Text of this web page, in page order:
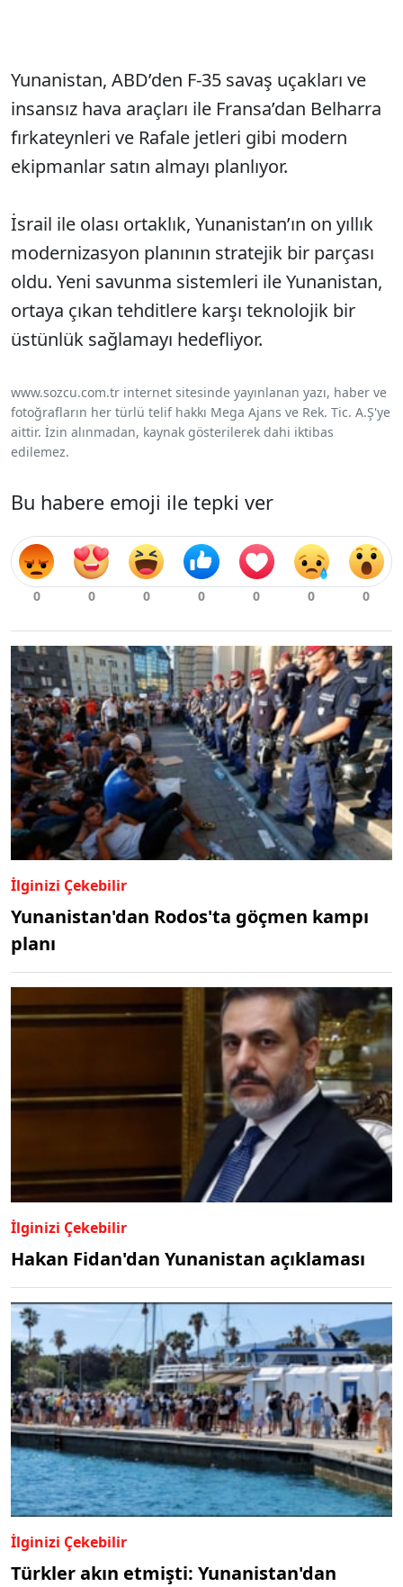
Yunanistan, ABD’den F-35 savaş uçakları ve
insansız hava araçları ile Fransa’dan Belharra
fırkateynleri ve Rafale jetleri gibi modern
ekipmanlar satın almayı planlıyor.
İsrail ile olası ortaklık, Yunanistan’ın on yıllık
modernizasyon planının stratejik bir parçası
oldu. Yeni savunma sistemleri ile Yunanistan,
ortaya çıkan tehditlere karşı teknolojik bir
üstünlük sağlamayı hedefliyor.
www.sozcu.com.tr internet sitesinde yayınlanan yazı, haber ve
fotoğrafların her türlü telif hakkı Mega Ajans ve Rek. Tic. A.Ş'ye
aittir. İzin alınmadan, kaynak gösterilerek dahi iktibas
edilemez.
Bu habere emoji ile tepki ver
İlginizi Çekebilir
Yunanistan'dan Rodos'ta göçmen kampı
planı
İlginizi Çekebilir
Hakan Fidan'dan Yunanistan açıklaması
İlginizi Çekebilir
Türkler akın etmişti: Yunanistan'dan